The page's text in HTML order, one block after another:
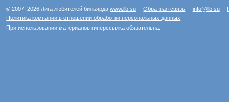
© 2007–2026 Лига любителей бильярдаwww.llb.su Обратная связь info@llb.su
Политика компании в отношении обработки персональных данных
При использовании материалов гиперссылка обязательна.